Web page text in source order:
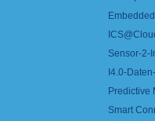
Sensor-2-
I4.0-
Predictive
Smart